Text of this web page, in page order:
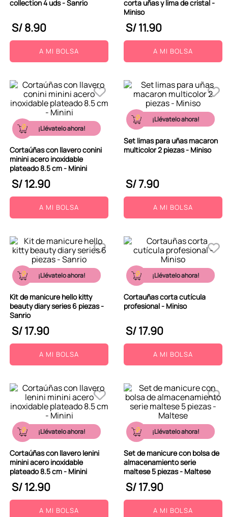
collection 4 uds - Sanrio
S/8.90
A MI BOLSA
corta uñas y lima de cristal -
Miniso
S/11.90
A MI BOLSA
¡Llévatelo ahora!
Cortaúñas con llavero conini
minini acero inoxidable
plateado 8.5 cm - Minini
S/12.90
A MI BOLSA
¡Llévatelo ahora!
Set limas para uñas macaron
multicolor 2 piezas - Miniso
S/7.90
A MI BOLSA
¡Llévatelo ahora!
Kit de manicure hello kitty
beauty diary series 6 piezas -
Sanrio
S/17.90
A MI BOLSA
¡Llévatelo ahora!
Cortauñas corta cutícula
profesional - Miniso
S/17.90
A MI BOLSA
¡Llévatelo ahora!
Cortaúñas con llavero lenini
minini acero inoxidable
plateado 8.5 cm - Minini
S/12.90
A MI BOLSA
¡Llévatelo ahora!
Set de manicure con bolsa de
almacenamiento serie
maltese 5 piezas - Maltese
S/17.90
A MI BOLSA